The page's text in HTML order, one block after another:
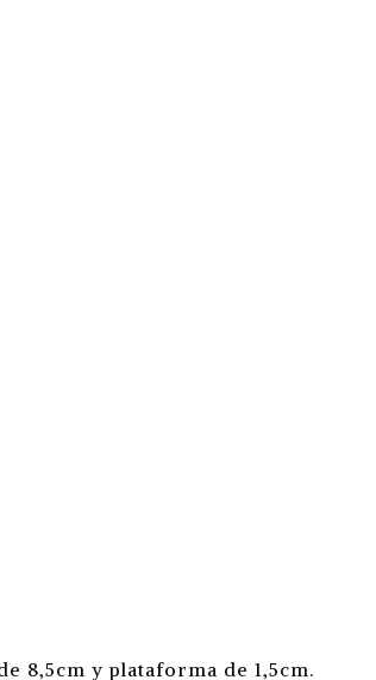
8,5cm y plataforma de 1,5cm.